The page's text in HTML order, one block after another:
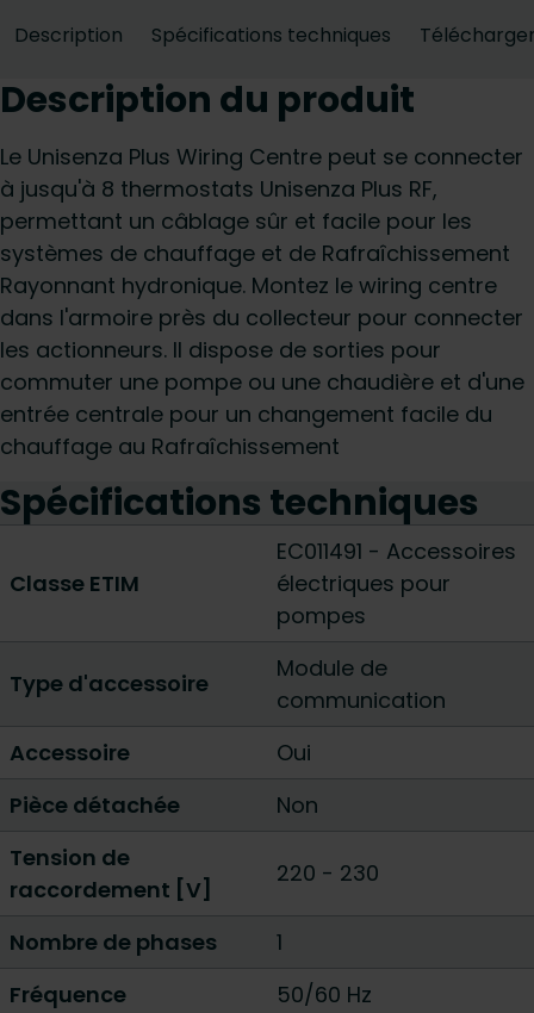
Description Spécifications techniques
Description du produit
Le Unisenza Plus Wiring Centre peut se connecter
à jusqu'à 8 thermostats Unisenza Plus RF,
permettant un câblage sûr et facile pour les
systèmes de chauffage et de Rafraîchissement
Rayonnant hydronique. Montez le wiring centre
dans l'armoire près du collecteur pour connecter
les actionneurs. Il dispose de sorties pour
commuter une pompe ou une chaudière et d'une
entrée centrale pour un changement facile du
chauffage au Rafraîchissement
Spécifications techniques
Classe ETIM
EC011491 - Accessoires
électriques pour
pompes
Type d'accessoire
Module de
communication
Accessoire
Oui
Pièce détachée
Non
Tension de
raccordement [V]
220 - 230
Nombre de phases
1
Fréquence
50/60 Hz